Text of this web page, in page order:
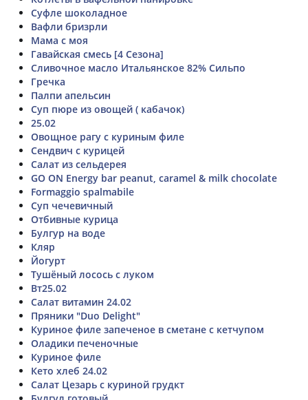
Суфле шоколадное
Вафли бризрли
Мама с моя
Гавайская смесь [4 Сезона]
Сливочное масло Итальянское 82% Сильпо
Гречка
Палпи апельсин
Суп пюре из овощей ( кабачок)
25.02
Овощное рагу с куриным филе
Сендвич с курицей
Салат из сельдерея
GO ON Energy bar peanut, caramel & milk chocolate
Formaggio spalmabile
Суп чечевичный
Отбивные курица
Булгур на воде
Кляр
Йогурт
Тушёный лосось с луком
Вт25.02
Салат витамин 24.02
Пряники "Duo Delight"
Куриное филе запеченое в сметане с кетчупом
Оладики печеночные
Куриное филе
Кето хлеб 24.02
Салат Цезарь с куриной грудкт